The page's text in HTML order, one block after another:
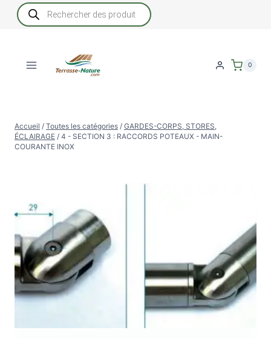
Recherche
de
produits
0
Accueil / Toutes les catégories / GARDES-CORPS, STORES,
ÉCLAIRAGE / 4 - SECTION 3 : RACCORDS POTEAUX - MAIN-
COURANTE INOX